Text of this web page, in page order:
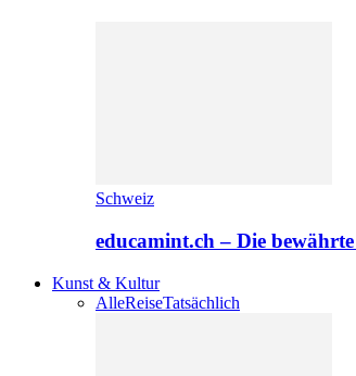
Schweiz
educamint.ch – Die
Kunst & Kultur
AlleReiseTatsächlich